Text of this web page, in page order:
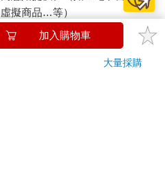
擬商品…等）
（如：內衣褲、刮鬍刀、除毛
到貨7天的猶豫期（含例假
加入購物車
大量採購